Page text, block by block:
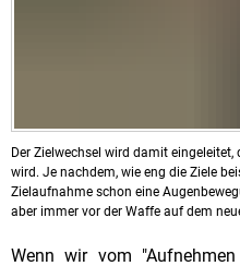
Der Zielwechsel wird damit
wird. Je nachdem, wie eng die Ziele
Zielaufnahme schon eine
aber immer vor der Waffe auf dem
Wenn wir vom